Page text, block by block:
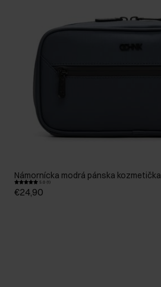
Námornícka modrá pánska kozmetička
5.0 (1)
€24,90